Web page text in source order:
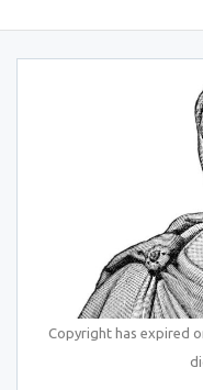
Copyright has expired